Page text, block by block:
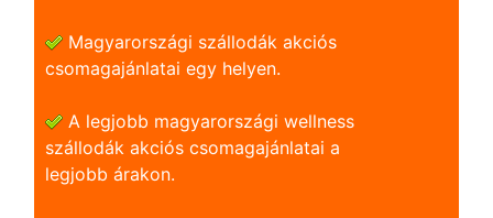
Magyarországi szállodák akciós
csomagajánlatai egy helyen.
A legjobb magyarországi wellness
szállodák akciós csomagajánlatai a
legjobb árakon.